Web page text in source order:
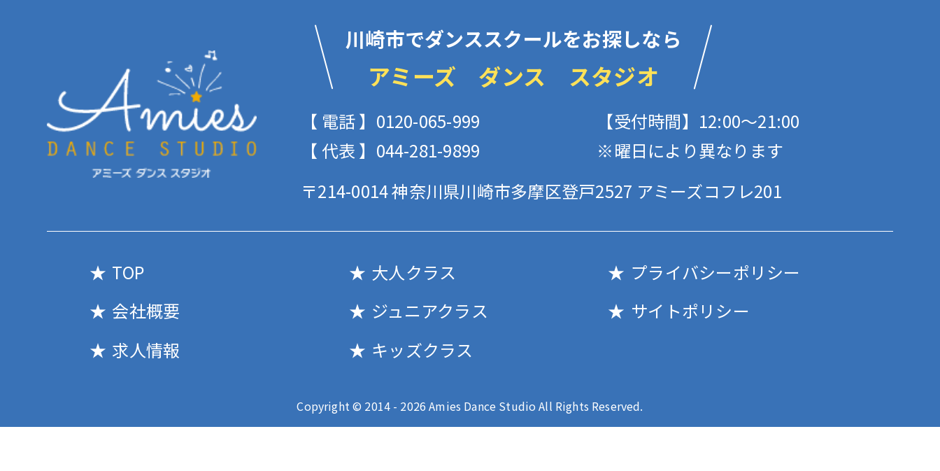
川崎市でダンススクールをお探しなら
アミーズ ダンス スタジオ
【 電話 】0120-065-999
【 代表 】044-281-9899
【受付時間】12:00〜21:00
※曜日により異なります
〒214-0014神奈川県川崎市多摩区登戸2527 アミーズコフレ201
TOP
会社概要
求人情報
大人クラス
ジュニアクラス
キッズクラス
プライバシーポリシー
サイトポリシー
Copyright © 2014 - 2026 Amies Dance Studio All Rights Reserved.